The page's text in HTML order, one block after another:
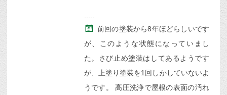
前回の塗装から8年ほどらしいです
が、このような状態になっていまし
た。さび止め塗装はしてあるようです
が、上塗り塗装を1回しかしていないよ
うです。 高圧洗浄で屋根の表面の汚れ